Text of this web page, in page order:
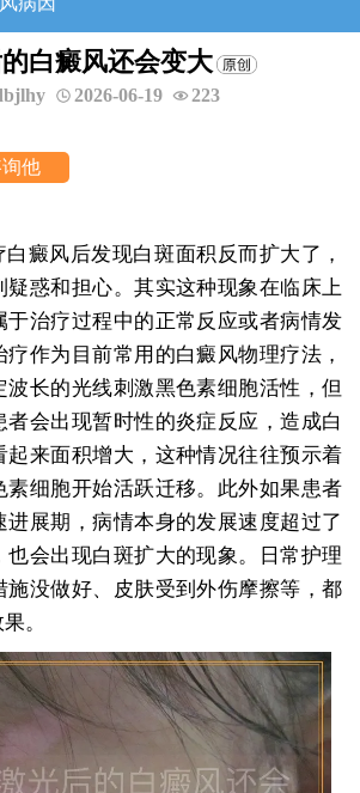
白癜风还会变大
2026-06-19 223
癜风后发现白斑面积反而扩大了，
疑惑和担心。其实这种现象在临床上
于治疗过程中的正常反应或者病情发
疗作为目前常用的白癜风物理疗法，
波长的光线刺激黑色素细胞活性，但
者会出现暂时性的炎症反应，造成白
起来面积增大，这种情况往往预示着
素细胞开始活跃迁移。此外如果患者
进展期，病情本身的发展速度超过了
也会出现白斑扩大的现象。日常护理
施没做好、皮肤受到外伤摩擦等，都
。